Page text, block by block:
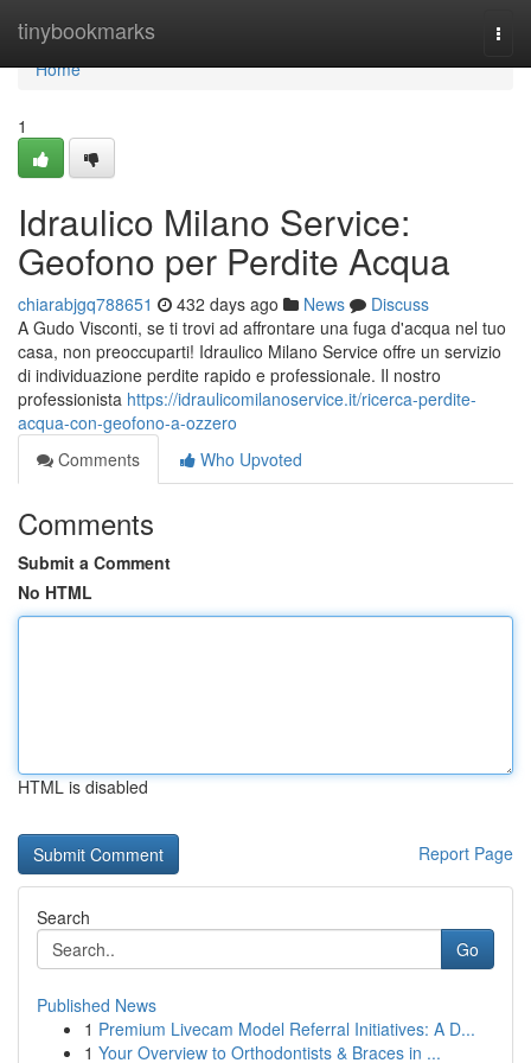
tinybookmarks
Home
Home
1
Idraulico Milano Service:
Geofono per Perdite Acqua
chiarabjgq788651 432 days ago News
Discuss
A Gudo Visconti, se ti trovi ad affrontare una fuga d'acqua nel tuo
casa, non preoccuparti! Idraulico Milano Service offre un servizio
di individuazione perdite rapido e professionale. Il nostro
professionista https://idraulicomilanoservice.it/ricerca-perdite-
acqua-con-geofono-a-ozzero
Comments
Who Upvoted
Comments
Submit a Comment
No HTML
HTML is disabled
Report Page
Search
Go
Published News
1 Premium Livecam Model Referral Initiatives: A D...
1 Your Overview to Orthodontists & Braces in ...